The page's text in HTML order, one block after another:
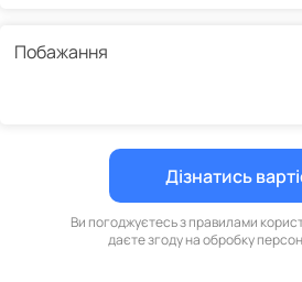
Ви погоджуєтесь з правилами
даєте згоду на обробку